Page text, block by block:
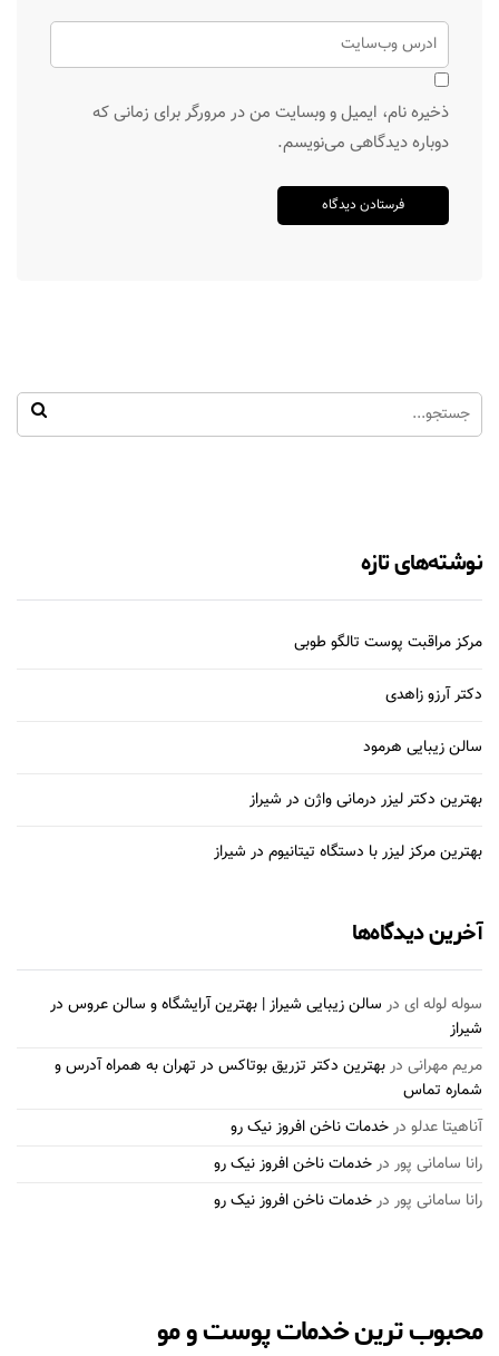
ذخیره نام، ایمیل و وبسایت من در مرورگر برای زمانی که
دوباره دیدگاهی می‌نویسم.
نوشته‌های تازه
مرکز مراقبت پوست تالگو طوبی
دکتر آرزو زاهدی
سالن زیبایی هرمود
بهترین دکتر لیزر درمانی واژن در شیراز
بهترین مرکز لیزر با دستگاه تیتانیوم در شیراز
آخرین دیدگاه‌ها
سوله لوله ای در سالن زیبایی شیراز | بهترین آرایشگاه و سالن عروس در
شیراز
مریم مهرانی دربهترین دکتر تزریق بوتاکس در تهران به همراه آدرس و
شماره تماس
آناهیتا عدلو درخدمات ناخن افروز نیک رو
رانا سامانی پور درخدمات ناخن افروز نیک رو
رانا سامانی پور درخدمات ناخن افروز نیک رو
محبوب ترین خدمات پوست و مو